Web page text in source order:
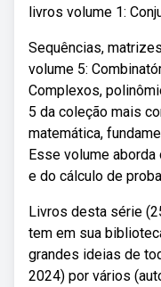
livros volume 1:
Sequências,
volume 5:
Complexos,
5 da coleção mais
matemática,
Esse volume
e do cálculo de
Livros desta série
tem em sua
grandes ideias de
2024) por vários